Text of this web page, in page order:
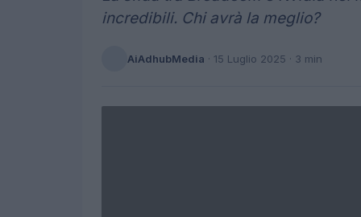
incredibili. Chi avrà la meglio?
AiAdhubMedia · 15 Luglio 2025 · 3 min